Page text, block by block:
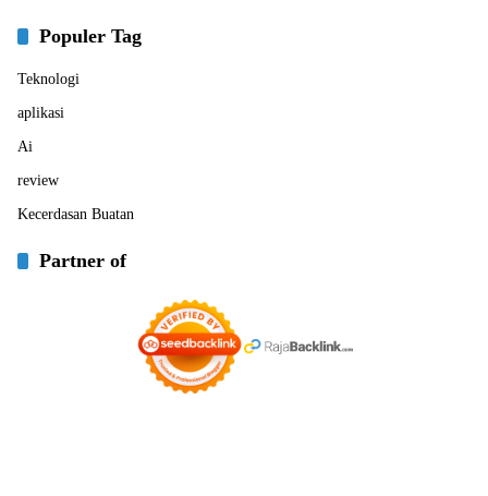
Populer Tag
Teknologi
aplikasi
Ai
review
Kecerdasan Buatan
Partner of